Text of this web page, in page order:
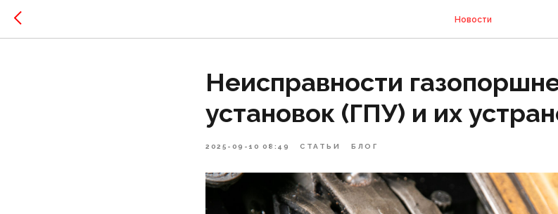
Новости
Неисправности
установок (ГПУ) и их
2025-09-10 08:49 СТАТЬИ БЛОГ